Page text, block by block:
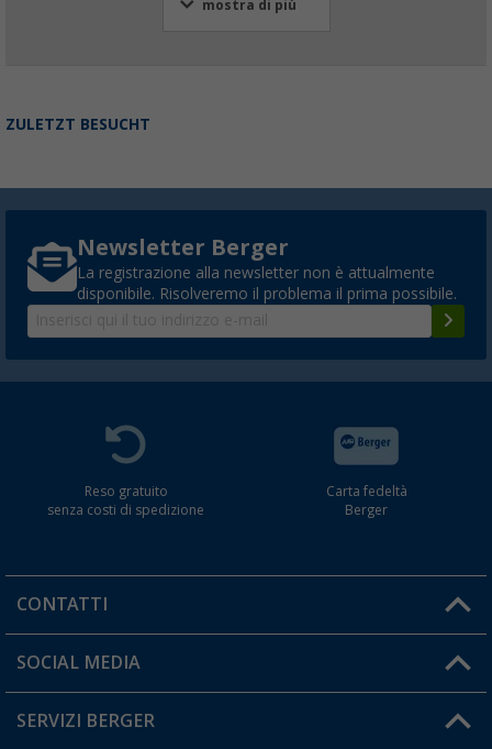
mostra di più
ZULETZT BESUCHT
Newsletter Berger
La registrazione alla newsletter non è attualmente
disponibile. Risolveremo il problema il prima possibile.
Reso gratuito
senza costi di spedizione
Carta fedeltà
Berger
CONTATTI
Orari di apertura del servizio:
Hai una domanda?
SOCIAL MEDIA
SERVIZI BERGER